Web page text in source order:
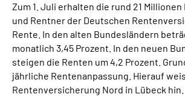
Karriere
Über uns
Online-Services
Zum 1. Juli erhalten die rund 21
und Rentner der Deutschen
Rente. In den alten Bundesländern
monatlich 3,45 Prozent. In den neuen
steigen die Renten um 4,2 Prozent.
jährliche Rentenanpassung. Hierauf
Rentenversicherung Nord in Lübeck hin.